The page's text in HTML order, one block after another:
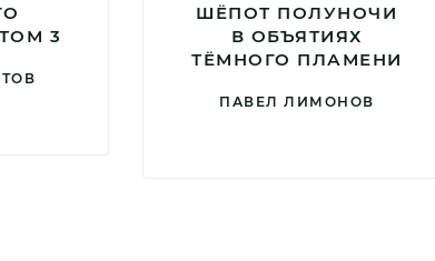
3
ШЁПОТ ПОЛУНОЧИ
В ОБЪЯТИЯХ
ТЁМНОГО ПЛАМЕНИ
ПАВЕЛ ЛИМОНОВ